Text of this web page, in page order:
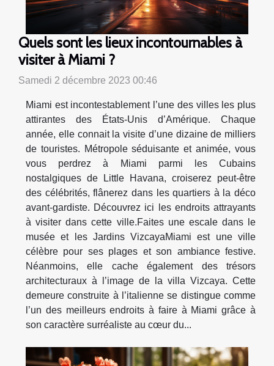
Quels sont les lieux incontournables à
visiter à Miami ?
Samedi 2 décembre 2023 00:46
Miami est incontestablement l’une des villes les plus
attirantes des États-Unis d’Amérique. Chaque
année, elle connait la visite d’une dizaine de milliers
de touristes. Métropole séduisante et animée, vous
vous perdrez à Miami parmi les Cubains
nostalgiques de Little Havana, croiserez peut-être
des célébrités, flânerez dans les quartiers à la déco
avant-gardiste. Découvrez ici les endroits attrayants
à visiter dans cette ville.Faites une escale dans le
musée et les Jardins VizcayaMiami est une ville
célèbre pour ses plages et son ambiance festive.
Néanmoins, elle cache également des trésors
architecturaux à l’image de la villa Vizcaya. Cette
demeure construite à l’italienne se distingue comme
l’un des meilleurs endroits à faire à Miami grâce à
son caractère surréaliste au cœur du...